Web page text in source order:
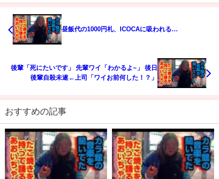
昼飯代の1000円札、ICOCAに吸われる…
後輩「死にたいです」 先輩ワイ「わかるよ~」 後日
後輩自殺未遂←上司「ワイお前何した！？」
おすすめの記事